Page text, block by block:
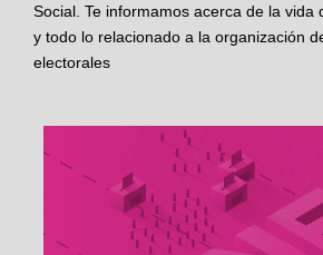
Social. Te informamos acerca de la vida
y todo lo relacionado a la organización
electorales